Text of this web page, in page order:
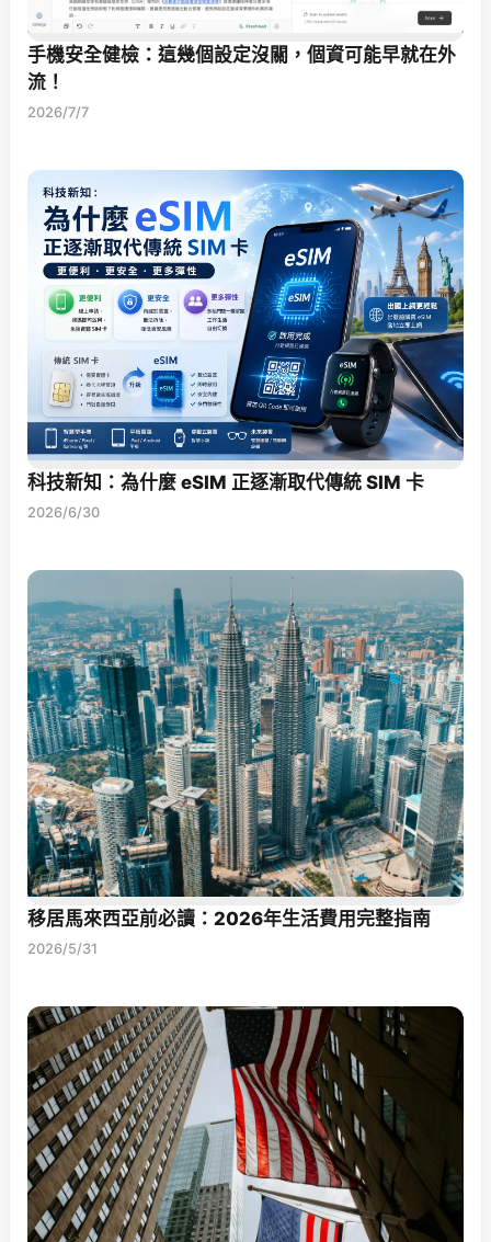
手機安全健檢：這幾個設定沒關，個資可能早就在外
流！
2026/7/7
科技新知：為什麼 eSIM 正逐漸取代傳統 SIM 卡
2026/6/30
移居馬來西亞前必讀：2026年生活費用完整指南
2026/5/31